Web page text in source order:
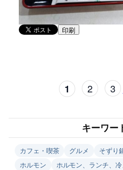
印刷
1 2 3
キーワー
カフェ・喫茶 グルメ そずり
ホルモン
ホルモン、ランチ、